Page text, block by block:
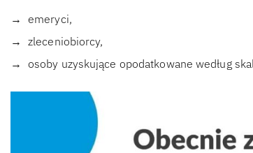
emeryci,
zleceniobiorcy,
osoby uzyskujące opodatkowane według